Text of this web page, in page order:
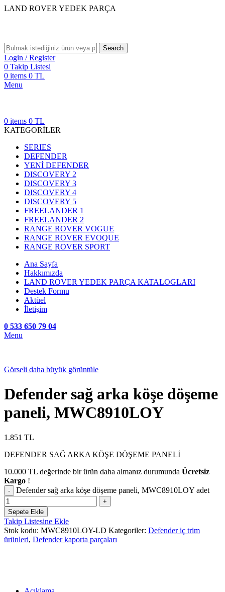
LAND ROVER YEDEK PARÇA
Search
Login / Register
0 Takip Listesi
0 items 0 TL
Menu
0 items 0 TL
KATEGORİLER
SERIES
DEFENDER
YENİ DEFENDER
DISCOVERY 2
DISCOVERY 3
DISCOVERY 4
DISCOVERY 5
FREELANDER 1
FREELANDER 2
RANGE ROVER VOGUE
RANGE ROVER EVOQUE
RANGE ROVER SPORT
Ana Sayfa
Hakkımızda
LAND ROVER YEDEK PARÇA KATALOGLARI
Destek Formu
Aktüel
İletişim
0 533 650 79 04
Menu
Görseli daha büyük görüntüle
Defender sağ arka köşe döşeme
paneli, MWC8910LOY
1.851 TL
DEFENDER SAĞ ARKA KÖŞE DÖŞEME PANELİ
10.000 TL değerinde bir ürün daha almanız durumunda Ücretsiz
Kargo !
Defender sağ arka köşe döşeme paneli, MWC8910LOY adet
Sepete Ekle
Takip Listesine Ekle
Stok kodu: MWC8910LOY-LD Kategoriler: Defender iç trim
ürünleri, Defender kaporta parçaları